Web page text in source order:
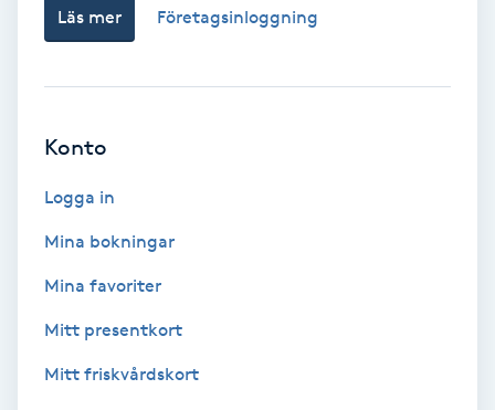
Yin Yoga
Yoga
Yoga Nidra
Yogamassage
Zonterapi
Läs mer Företagsinloggning
Konto
Logga in
Mina bokningar
Mina favoriter
Mitt presentkort
Mitt friskvårdskort